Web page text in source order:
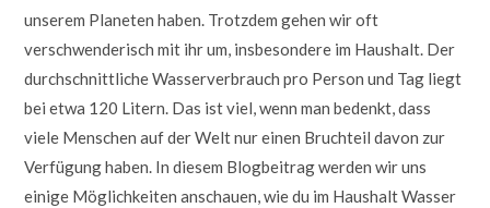
unserem Planeten haben. Trotzdem gehen wir oft
verschwenderisch mit ihr um, insbesondere im Haushalt. Der
durchschnittliche Wasserverbrauch pro Person und Tag liegt
bei etwa 120 Litern. Das ist viel, wenn man bedenkt, dass
viele Menschen auf der Welt nur einen Bruchteil davon zur
Verfügung haben. In diesem Blogbeitrag werden wir uns
einige Möglichkeiten anschauen, wie du im Haushalt Wasser